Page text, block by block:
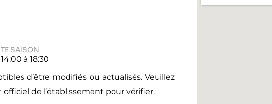
SAISON
à 18:30
d’être modifiés ou actualisés. Veuillez
de l’établissement pour vérifier.